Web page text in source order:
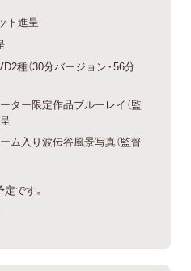
ト進呈
種（30分バージョン・56分
ター限定作品ブルーレイ（監
ム入り波伝谷風景写真（監督
です。